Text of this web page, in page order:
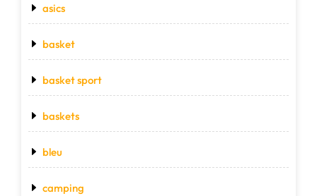
asics
basket
basket sport
baskets
bleu
camping